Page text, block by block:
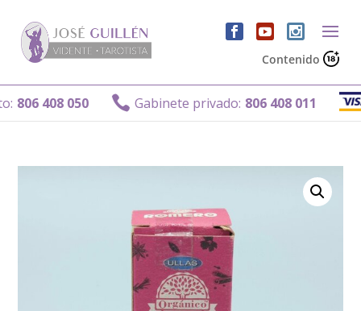
Contenido
408 050 Gabinete privado: 806 408 011